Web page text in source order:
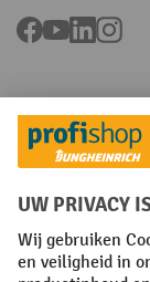
Facebook
YouTubeLinkedIn
Talen
FR NL
Algemene